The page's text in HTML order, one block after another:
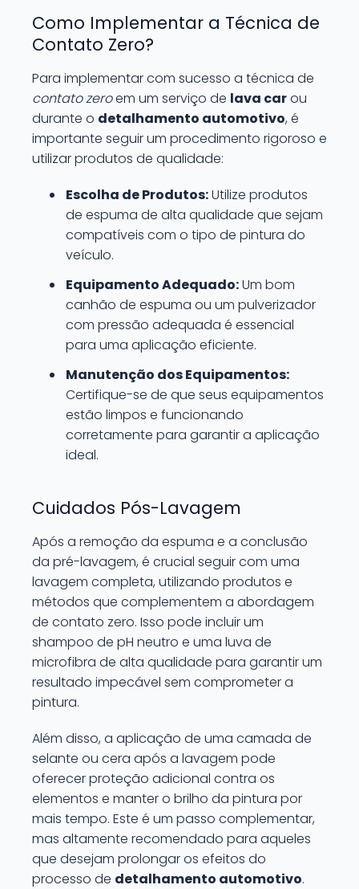
Como Implementar a Técnica de
Contato Zero?
Para implementar com sucesso a técnica de
contato zeroem um serviço de lava carou
durante o detalhamento automotivo, é
importante seguir um procedimento rigoroso e
utilizar produtos de qualidade:
Escolha de Produtos:Utilize produtos
de espuma de alta qualidade que sejam
compatíveis com o tipo de pintura do
veículo.
Equipamento Adequado:Um bom
canhão de espuma ou um pulverizador
com pressão adequada é essencial
para uma aplicação eficiente.
Manutenção dos Equipamentos:
Certifique-se de que seus equipamentos
estão limpos e funcionando
corretamente para garantir a aplicação
ideal.
Cuidados Pós-Lavagem
Após a remoção da espuma e a conclusão
da pré-lavagem, é crucial seguir com uma
lavagem completa, utilizando produtos e
métodos que complementem a abordagem
de contato zero. Isso pode incluir um
shampoo de pH neutro e uma luva de
microfibra de alta qualidade para garantir um
resultado impecável sem comprometer a
pintura.
Além disso, a aplicação de uma camada de
selante ou cera após a lavagem pode
oferecer proteção adicional contra os
elementos e manter o brilho da pintura por
mais tempo. Este é um passo complementar,
mas altamente recomendado para aqueles
que desejam prolongar os efeitos do
processo de detalhamento automotivo.